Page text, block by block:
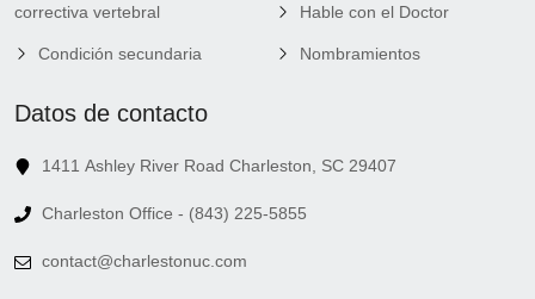
correctiva vertebral
Condición secundaria
Hable con el Doctor
Nombramientos
Datos de contacto
1411 Ashley River Road Charleston, SC 29407
Charleston Office - (843) 225-5855
contact@charlestonuc.com